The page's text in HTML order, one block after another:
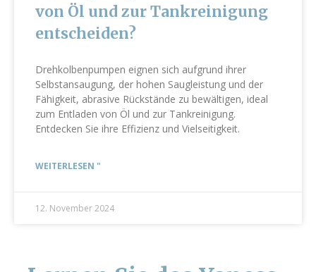
von Öl und zur Tankreinigung
entscheiden?
Drehkolbenpumpen eignen sich aufgrund ihrer
Selbstansaugung, der hohen Saugleistung und der
Fähigkeit, abrasive Rückstände zu bewältigen, ideal
zum Entladen von Öl und zur Tankreinigung.
Entdecken Sie ihre Effizienz und Vielseitigkeit.
WEITERLESEN "
12. November 2024